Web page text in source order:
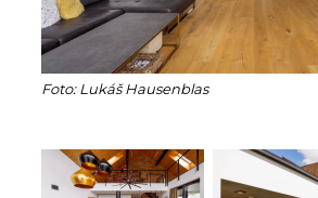
Foto: Lukáš Hausenblas